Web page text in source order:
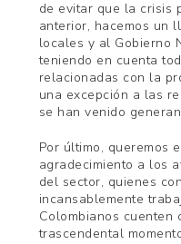
de evitar que la crisis
anterior, hacemos un
locales y al Gobierno
teniendo en cuenta
relacionadas con la
una excepción a las
se han venido
Por último, queremos
agradecimiento a los
del sector, quienes
incansablemente
Colombianos cuenten
trascendental